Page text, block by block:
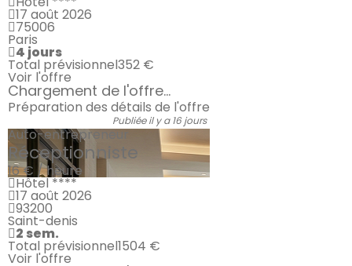
17 août 2026
75006
Paris
4 jours
Total prévisionnel352 €
Voir l'offre
Chargement de l'offre...
Préparation des détails de l'offre
Publiée il y a 16 jours
Auto-entrepreneur
Réceptionniste
16 € / heure
Hôtel ****
17 août 2026
93200
Saint-denis
2 sem.
Total prévisionnel1504 €
Voir l'offre